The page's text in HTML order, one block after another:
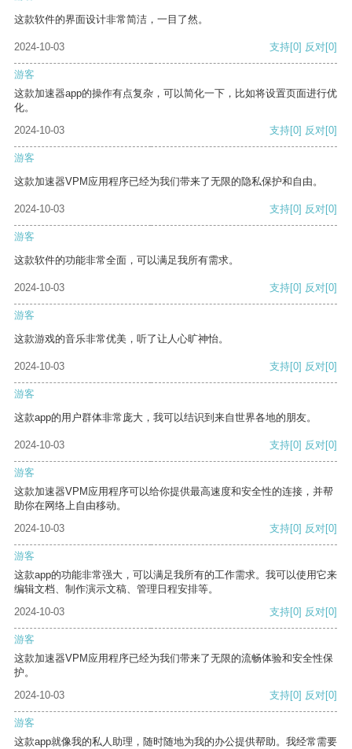
这款软件的界面设计非常简洁，一目了然。
2024-10-03 支持[0] 反对[0]
游客
这款加速器app的操作有点复杂，可以简化一下，比如将设置页面进行优
化。
2024-10-03
支持[0] 反对[0]
游客
这款加速器VPM应用程序已经为我们带来了无限的隐私保护和自由。
2024-10-03 支持[0] 反对[0]
游客
这款软件的功能非常全面，可以满足我所有需求。
2024-10-03 支持[0] 反对[0]
游客
这款游戏的音乐非常优美，听了让人心旷神怡。
2024-10-03 支持[0] 反对[0]
游客
这款app的用户群体非常庞大，我可以结识到来自世界各地的朋友。
2024-10-03 支持[0] 反对[0]
游客
这款加速器VPM应用程序可以给你提供最高速度和安全性的连接，并帮
助你在网络上自由移动。
2024-10-03
支持[0] 反对[0]
游客
这款app的功能非常强大，可以满足我所有的工作需求。我可以使用它来
编辑文档、制作演示文稿、管理日程安排等。
2024-10-03
支持[0] 反对[0]
游客
这款加速器VPM应用程序已经为我们带来了无限的流畅体验和安全性保
护。
2024-10-03
支持[0] 反对[0]
游客
这款app就像我的私人助理，随时随地为我的办公提供帮助。我经常需要